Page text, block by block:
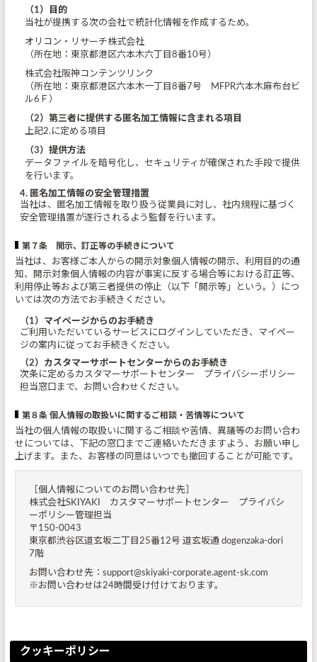
（1）目的
当社が提携する次の会社で統計化情報を作成するため。
オリコン・リサーチ株式会社
（所在地：東京都港区六本木六丁目8番10号）
株式会社阪神コンテンツリンク
（所在地：東京都港区六本木一丁目8番7号 MFPR六本木麻布台ビ
ル6Ｆ）
（2）第三者に提供する匿名加工情報に含まれる項目
上記2.に定める項目
（3）提供方法
データファイルを暗号化し、セキュリティが確保された手段で提供
を行います。
4. 匿名加工情報の安全管理措置
当社は、匿名加工情報を取り扱う従業員に対し、社内規程に基づく
安全管理措置が遂行されるよう監督を行います。
第７条 開示、訂正等の手続きについて
当社は、お客様ご本人からの開示対象個人情報の開示、利用目的の通
知、開示対象個人情報の内容が事実に反する場合等における訂正等、
利用停止等および第三者提供の停止（以下「開示等」という。）につ
いては次の方法でお手続きください。
（1）マイページからのお手続き
ご利用いただいているサービスにログインしていただき、マイペー
ジの案内に従ってお手続きください。
（2）カスタマーサポートセンターからのお手続き
次条に定めるカスタマーサポートセンター プライバシーポリシー
担当窓口まで、お問い合わせください。
第８条 個人情報の取扱いに関するご相談・苦情等について
当社の個人情報の取扱いに関するご相談や苦情、異議等のお問い合わ
せについては、下記の窓口までご連絡いただきますよう、お願い申し
上げます。また、お客様の同意はいつでも撤回することが可能です。
［個人情報についてのお問い合わせ先］
株式会社SKIYAKI カスタマーサポートセンター プライバシ
ーポリシー管理担当
〒150-0043
東京都渋谷区道玄坂二丁目25番12号 道玄坂通 dogenzaka-dori
7階
お問い合わせ先：support@skiyaki-corporate.agent-sk.com
※お問い合わせは24時間受け付けております。
クッキーポリシー